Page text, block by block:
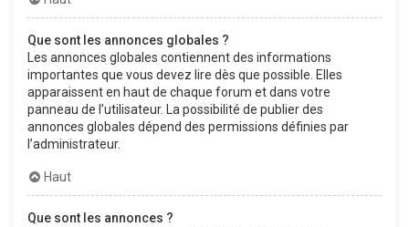
Que sont les annonces globales ?
Les annonces globales contiennent des informations
importantes que vous devez lire dès que possible. Elles
apparaissent en haut de chaque forum et dans votre
panneau de l’utilisateur. La possibilité de publier des
annonces globales dépend des permissions définies par
l’administrateur.
Haut
Que sont les annonces ?